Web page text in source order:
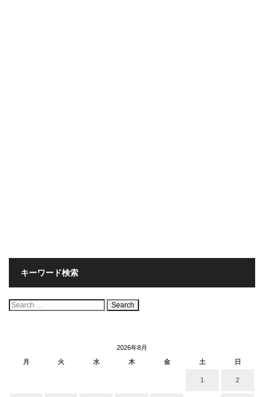
キーワード検索
検
索:
2026年8月
月
火 水 木 金 土 日
1 2